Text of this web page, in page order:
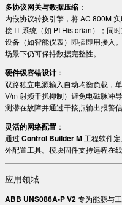
多协议网关与数据压缩 ：
内嵌协议转换引擎，将 AC 800M
接 IT 系统（如 PI Historian）；同时
设备（如智能仪表）即插即用接入
场景下仍可保持数据完整性。
硬件级容错设计 ：
双路独立电源输入自动均衡负载，
V/m 射频干扰抑制）避免电磁脉冲
测潜在故障并通过干接点输出报警
灵活的网络配置 ：
通过 ​ Control Builder M 工程软件
外配置工具。模块固件支持远程在
应用领域
ABB UNS086A-P V2专为能源与